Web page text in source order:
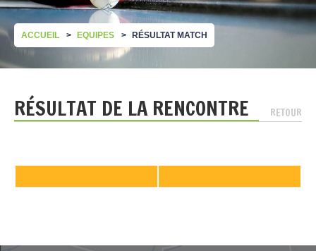
ACCUEIL EQUIPES RÉSULTAT MATCH
RÉSULTAT DE LA RENCONTRE RETOUR